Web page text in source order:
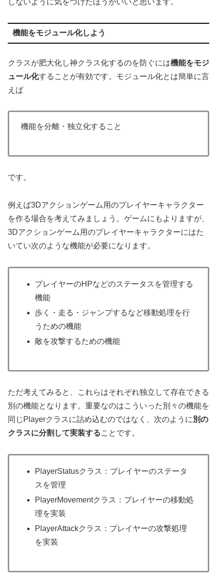
機能をモジュール化しよう
クラスが肥大化し神クラス化するのを防ぐには機能をモジ
ュール化することが有効です。モジュール化とは簡単に言
えば
機能を分離・独立化すること
です。
例えば3Dアクションゲーム用のプレイヤーキャラクター
を作る場合を考えてみましょう。ゲームにもよりますが、
3Dアクションゲーム用のプレイヤーキャラクターにはた
いてい次のような機能が必要になります。
プレイヤーのHPなどのステータスを管理する
機能
歩く・走る・ジャンプするなど移動処理を行
うための機能
敵を攻撃するための機能
ただ考えてみると、これらはそれぞれ独立して存在できる
別の機能となります。重要なのはこういった別々の機能を
同じPlayerクラスに詰め込むのではなく、次のように 別の
クラスに分割して実装することです。
PlayerStatusクラス：プレイヤーのステータ
スを管理
PlayerMovementクラス：プレイヤーの移動処
理を実装
PlayerAttackクラス：プレイヤーの攻撃処理
を実装